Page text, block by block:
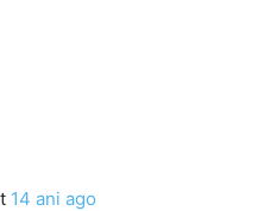
14 ani ago